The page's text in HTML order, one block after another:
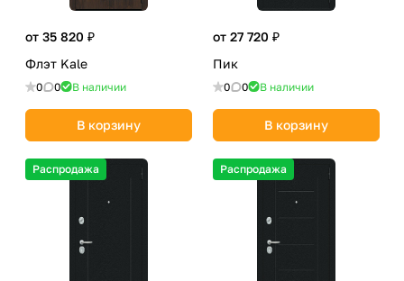
от 35 820 ₽
Флэт Kale
0 0 В наличии
В корзину
от 27 720 ₽
Пик
0 0 В наличии
В корзину
Распродажа Распродажа